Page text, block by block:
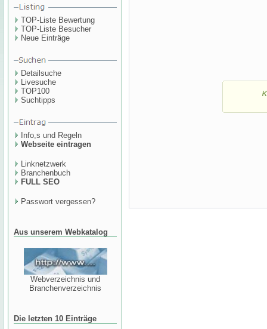
TOP-Liste Bewertung
TOP-Liste Besucher
Neue Einträge
Detailsuche
Livesuche
TOP100
Suchtipps
Info,s und Regeln
Webseite eintragen
Linknetzwerk
Branchenbuch
FULL SEO
Passwort vergessen?
Aus unserem Webkatalog
Webverzeichnis und
Branchenverzeichnis
Die letzten 10 Einträge